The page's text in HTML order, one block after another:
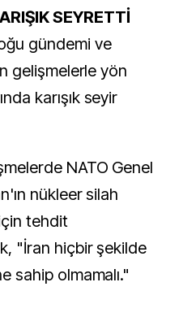
SEYRETTİ
gündemi ve
gelişmelerle yön
karışık seyir
NATO Genel
nükleer silah
tehdit
"İran hiçbir şekilde
sahip olmamalı."